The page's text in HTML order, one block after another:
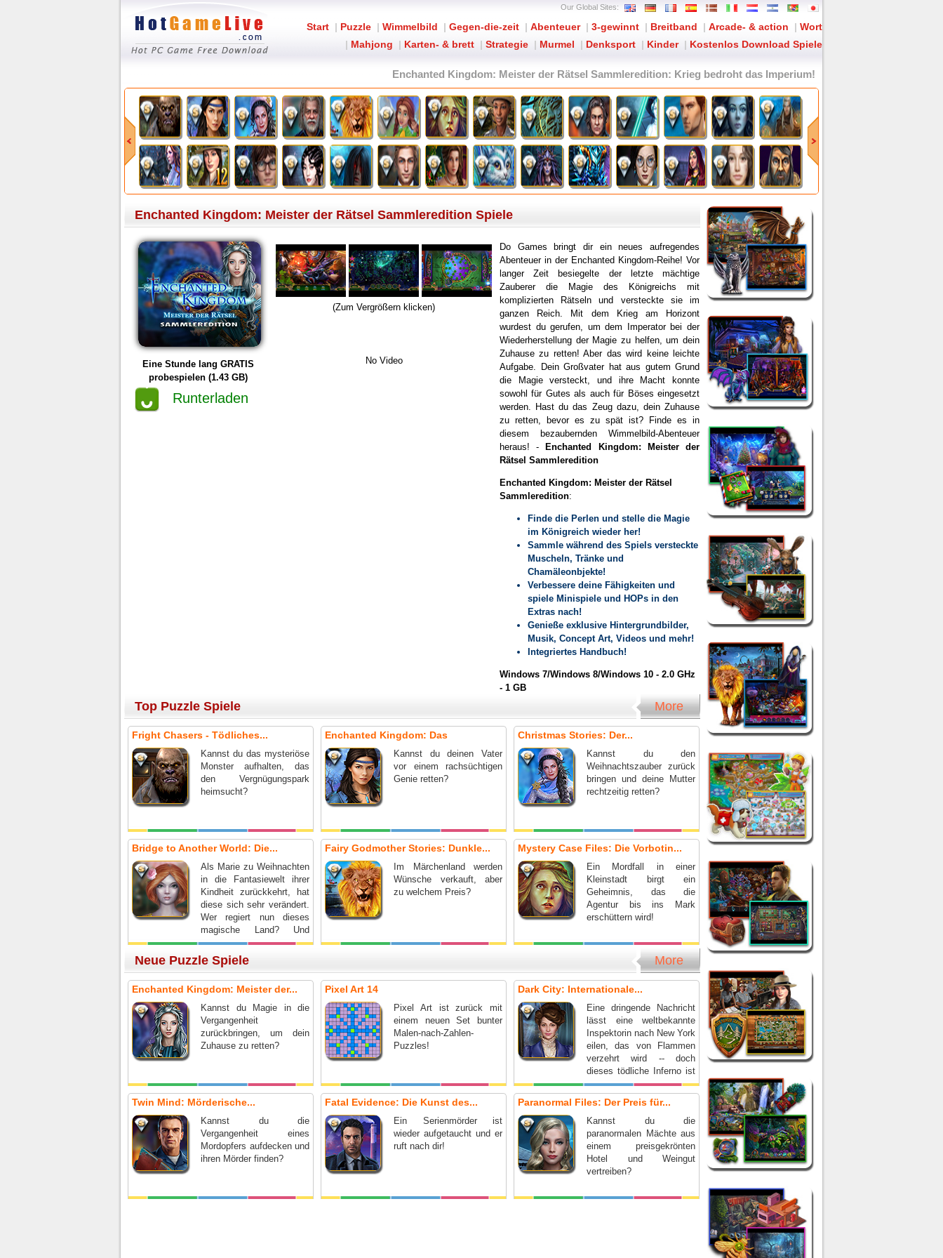
Our Global Sites:
Start | Puzzle | Wimmelbild | Gegen-die-zeit | Abenteuer| 3-gewinnt | Breitband | Arcade- & action | Wort
| Mahjong | Karten- & brett | Strategie | Murmel | Denksport | Kinder | Kostenlos Download Spiele
Enchanted Kingdom: Meister der Rätsel Sammleredition: Krieg bedroht das Imperium!
Enchanted Kingdom: Meister der Rätsel Sammleredition Spiele
Eine Stunde lang GRATIS
probespielen (1.43 GB)
Runterladen
(Zum Vergrößern klicken)
No Video
Do Games bringt dir ein neues aufregendes
Abenteuer in der Enchanted Kingdom-Reihe! Vor
langer Zeit besiegelte der letzte mächtige
Zauberer die Magie des Königreichs mit
komplizierten Rätseln und versteckte sie im
ganzen Reich. Mit dem Krieg am Horizont
wurdest du gerufen, um dem Imperator bei der
Wiederherstellung der Magie zu helfen, um dein
Zuhause zu retten! Aber das wird keine leichte
Aufgabe. Dein Großvater hat aus gutem Grund
die Magie versteckt, und ihre Macht konnte
sowohl für Gutes als auch für Böses eingesetzt
werden. Hast du das Zeug dazu, dein Zuhause
zu retten, bevor es zu spät ist? Finde es in
diesem bezaubernden Wimmelbild-Abenteuer
heraus! -
Enchanted Kingdom: Meister der
Rätsel Sammleredition
Enchanted Kingdom: Meister der Rätsel
Sammleredition:
Finde die Perlen und stelle die Magie
im Königreich wieder her!
Sammle während des Spiels versteckte
Muscheln, Tränke und
Chamäleonbjekte!
Verbessere deine Fähigkeiten und
spiele Minispiele und HOPs in den
Extras nach!
Genieße exklusive Hintergrundbilder,
Musik, Concept Art, Videos und mehr!
Integriertes Handbuch!
Windows 7/Windows 8/Windows 10 - 2.0 GHz
- 1 GB
Top Puzzle Spiele More
Fright Chasers - Tödliches...
Kannst du das mysteriöse
Monster aufhalten, das
den Vergnügungspark
heimsucht?
Enchanted Kingdom: Das
Geheimnis...
Kannst du deinen Vater
vor einem rachsüchtigen
Genie retten?
Christmas Stories: Der...
Kannst du den
Weihnachtszauber zurück
bringen und deine Mutter
rechtzeitig retten?
Bridge to Another World: Die...
Als Marie zu Weihnachten
in die Fantasiewelt ihrer
Kindheit zurückkehrt, hat
diese sich sehr verändert.
Wer regiert nun dieses
magische Land? Und
warum hasst er alle
Menschen?
Fairy Godmother Stories: Dunkle...
Im Märchenland werden
Wünsche verkauft, aber
zu welchem Preis?
Mystery Case Files: Die Vorbotin...
Ein Mordfall in einer
Kleinstadt birgt ein
Geheimnis, das die
Agentur bis ins Mark
erschüttern wird!
Neue Puzzle Spiele More
Enchanted Kingdom: Meister der...
Kannst du Magie in die
Vergangenheit
zurückbringen, um dein
Zuhause zu retten?
Pixel Art 14
Pixel Art ist zurück mit
einem neuen Set bunter
Malen-nach-Zahlen-
Puzzles!
Dark City: Internationale...
Eine dringende Nachricht
lässt eine weltbekannte
Inspektorin nach New York
eilen, das von Flammen
verzehrt wird -- doch
dieses tödliche Inferno ist
nur der Anfang!
Twin Mind: Mörderische...
Kannst du die
Vergangenheit eines
Mordopfers aufdecken und
ihren Mörder finden?
Fatal Evidence: Die Kunst des...
Ein Serienmörder ist
wieder aufgetaucht und er
ruft nach dir!
Paranormal Files: Der Preis für...
Kannst du die
paranormalen Mächte aus
einem preisgekrönten
Hotel und Weingut
vertreiben?